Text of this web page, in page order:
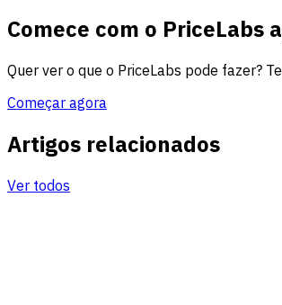
Comece com o PriceLabs
Quer ver o que o PriceLabs pode fazer?
Começar agora
Artigos relacionados
Ver todos